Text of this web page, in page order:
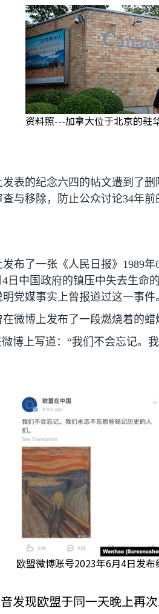
资料照---加拿大位于北京的驻
表的纪念六四的帖文遭到了
与移除，防止公众讨论34年前
布了一张《人民日报》 1989年
4 日中国政府的镇压中失去生命
党媒事实上曾报道过这一事件
微博上发布了一段燃烧着的蜡
微博上写道：“我们不会忘记。
欧盟微博账号2023年6月4日发布
发现欧盟于同一天晚上再